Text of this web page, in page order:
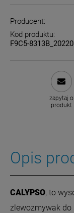
Producent:
Kod produktu:
F9C5-
zapytaj o
produkt
Opis
CALYPSO, to
zlewozmywak do